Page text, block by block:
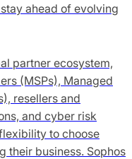
ahead of evolving
partner ecosystem,
(MSPs), Managed
resellers and
and cyber risk
to choose
their business. Sophos